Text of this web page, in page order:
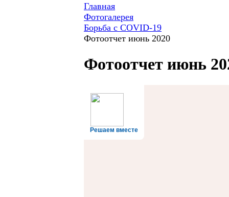
Главная
Фотогалерея
Борьба с COVID-19
Фотоотчет июнь 2020
Фотоотчет июнь
Решаем вместе